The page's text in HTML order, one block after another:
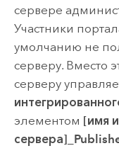
сервере
Участники
умолчанию не
серверу. Вместо
серверу
элементом [имя